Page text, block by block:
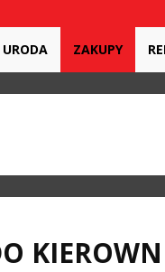
URODA ZAKUPY